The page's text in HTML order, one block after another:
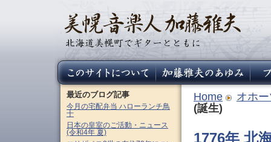
Home
オホ
(誕生)
1776年 北
最近のブログ記事
今月の宅配弁当 ハローランチ鳥
十
日本の皇室のご活動・ニュース
(令和4年 夏)